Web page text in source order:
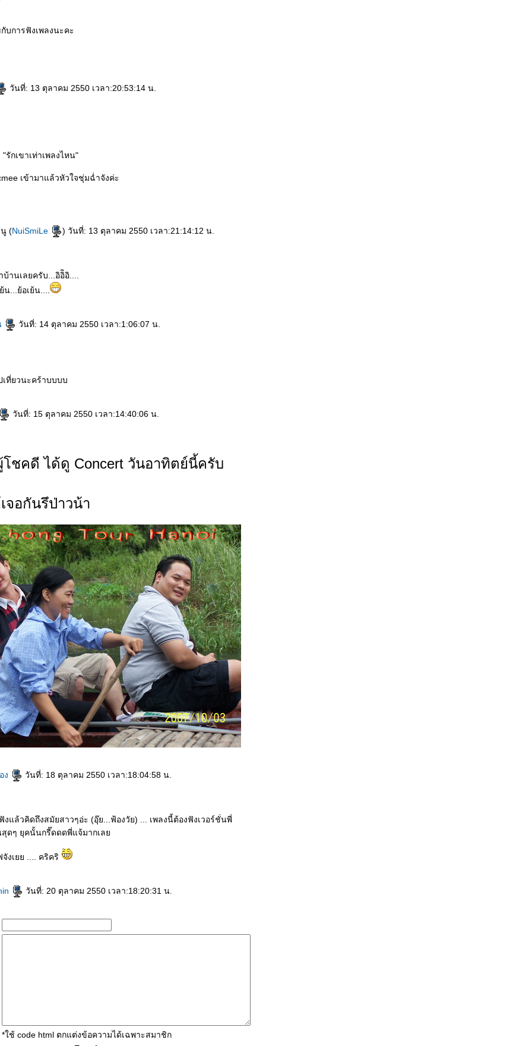
บการฟังเพลงนะคะ
วันที่: 13 ตุลาคม 2550 เวลา:20:53:14 น.
รักเขาเท่าเพลงไหน"
เข้ามาแล้วหัวใจชุ่มฉ่ำจังค่ะ
(NuiSmiLe ) วันที่: 13 ตุลาคม 2550 เวลา:21:14:12 น.
านเลยครับ...อิอิิอิ....
...ย้อเย้น....
วันที่: 14 ตุลาคม 2550 เวลา:1:06:07 น.
ที่ยวนะคร้าบบบบ
วันที่: 15 ตุลาคม 2550 เวลา:14:40:06 น.
ชคดี ได้ดู Concert วันอาทิตย์นี้ครับ
จอกันรึป่าวน้า
ง วันที่: 18 ตุลาคม 2550 เวลา:18:04:58 น.
งแล้วคิดถึงสมัยสาวๆอ่ะ (อุ๊ย...ฟ้องวัย) ... เพลงนี้ต้องฟังเวอร์ชั่นพี่
ดๆ ยุคนั้นกรี๊ดดดพี่แจ้มากเล
งเยย .... คริคริ
วันที่: 20 ตุลาคม 2550 เวลา:18:20:31 น.
*ใช้ code html ตกแต่งข้อความได้เฉพาะสมาชิก